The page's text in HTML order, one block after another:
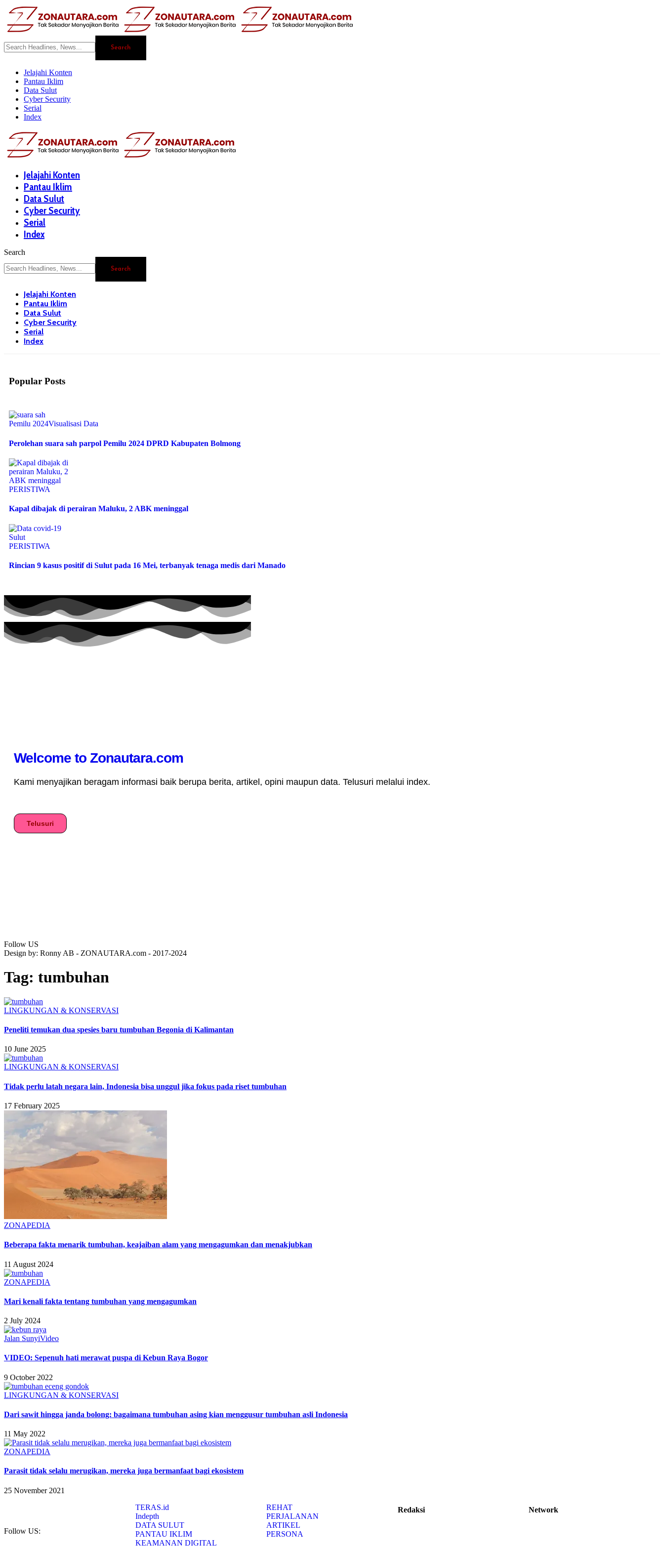
Jelajahi Konten
Pantau Iklim
Data Sulut
Cyber Security
Serial
Index
Jelajahi Konten
Pantau Iklim
Data Sulut
Cyber Security
Serial
Index
Search
Jelajahi Konten
Pantau Iklim
Data Sulut
Cyber Security
Serial
Index
Popular Posts
Pemilu 2024Visualisasi Data
Perolehan suara sah parpol Pemilu 2024 DPRD Kabupaten Bolmong
PERISTIWA
Kapal dibajak di perairan Maluku, 2 ABK meninggal
PERISTIWA
Rincian 9 kasus positif di Sulut pada 16 Mei, terbanyak tenaga medis dari Manado
Welcome to Zonautara.com
Kami menyajikan beragam informasi baik berupa berita, artikel, opini maupun data. Telusuri melalui index.
Telusuri
Follow US
Design by: Ronny AB - ZONAUTARA.com - 2017-2024
Tag: tumbuhan
LINGKUNGAN & KONSERVASI
Peneliti temukan dua spesies baru tumbuhan Begonia di Kalimantan
10 June 2025
LINGKUNGAN & KONSERVASI
Tidak perlu latah negara lain, Indonesia bisa unggul jika fokus pada riset tumbuhan
17 February 2025
ZONAPEDIA
Beberapa fakta menarik tumbuhan, keajaiban alam yang mengagumkan dan menakjubkan
11 August 2024
ZONAPEDIA
Mari kenali fakta tentang tumbuhan yang mengagumkan
2 July 2024
Jalan SunyiVideo
VIDEO: Sepenuh hati merawat puspa di Kebun Raya Bogor
9 October 2022
LINGKUNGAN & KONSERVASI
Dari sawit hingga janda bolong: bagaimana tumbuhan asing kian menggusur tumbuhan asli Indonesia
11 May 2022
ZONAPEDIA
Parasit tidak selalu merugikan, mereka juga bermanfaat bagi ekosistem
25 November 2021
Follow US:
TERAS.id
Indepth
DATA SULUT
PANTAU IKLIM
KEAMANAN DIGITAL
REHAT
PERJALANAN
ARTIKEL
PERSONA
Redaksi Network